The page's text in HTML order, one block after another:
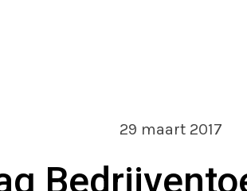
29 maart 2017